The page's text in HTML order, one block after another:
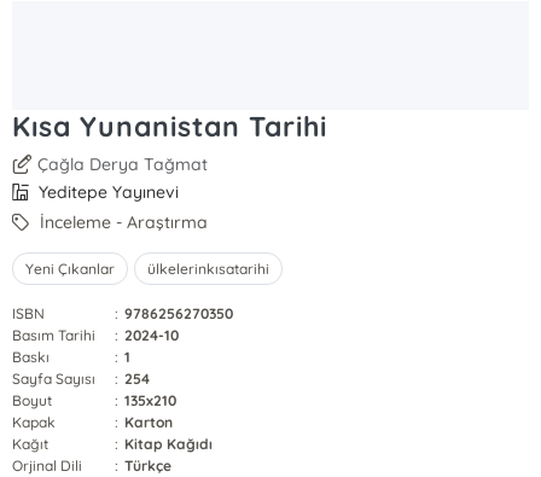
Kısa Yunanistan Tarihi
Çağla Derya Tağmat
Yeditepe Yayınevi
İnceleme - Araştırma
Yeni Çıkanlar ülkelerinkısatarihi
ISBN : 9786256270350
Basım Tarihi
: 2024-10
Baskı
: 1
Sayfa Sayısı
: 254
Boyut
: 135x210
Kapak
: Karton
Kağıt
: Kitap Kağıdı
Orjinal Dili
: Türkçe